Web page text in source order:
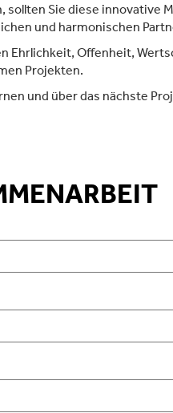
Sie diese innovative
und harmonischen
Ehrlichkeit, Offenheit,
Projekten.
und über das nächste